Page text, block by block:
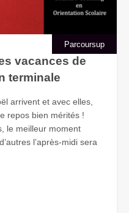
Parcoursup
vacances de
terminale
arrivent et avec elles,
repos bien mérités !
le meilleur moment
l’après-midi sera